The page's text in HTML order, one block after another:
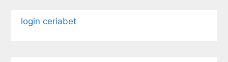
login ceriabet